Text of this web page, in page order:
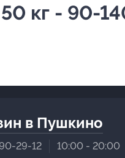
кг - 90-
в Пушкино
29-12 10:00 - 20:00